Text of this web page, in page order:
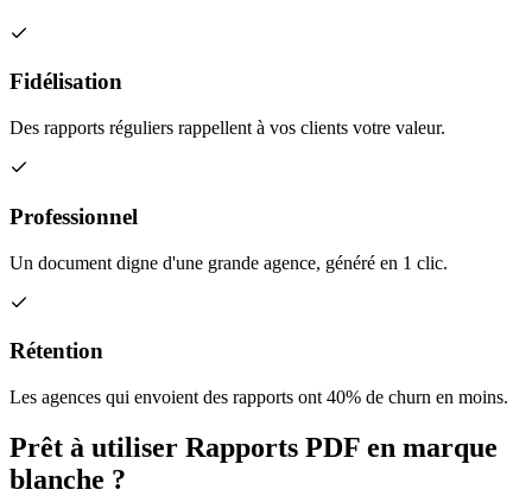
Fidélisation
Des rapports réguliers rappellent à vos clients votre valeur.
Professionnel
Un document digne d'une grande agence, généré en 1 clic.
Rétention
Les agences qui envoient des rapports ont 40% de churn en moins.
Prêt à utiliser Rapports PDF en marque
blanche ?